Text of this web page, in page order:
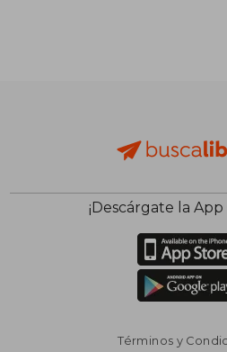
¡Descárgate la App
Términos y